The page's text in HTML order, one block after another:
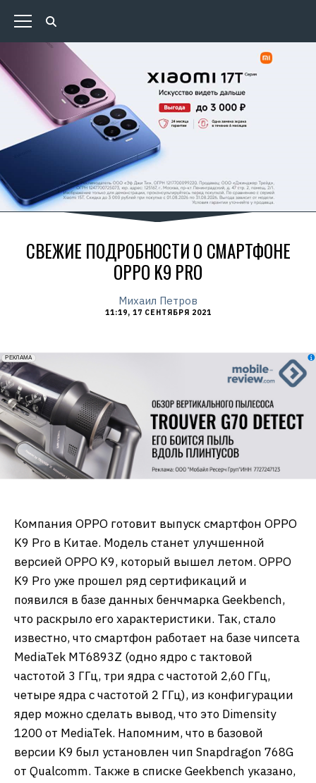
СВЕЖИЕ ПОДРОБНОСТИ О СМАРТФОНЕ
OPPO K9 PRO
Михаил Петров
11:19, 17 СЕНТЯБРЯ 2021
erid: 2VfnxxmNzs5
РЕКЛАМА
Компания OPPO готовит выпуск смартфон OPPO
K9 Pro в Китае. Модель станет улучшенной
версией OPPO K9, который вышел летом. OPPO
K9 Pro уже прошел ряд сертификаций и
появился в базе данных бенчмарка Geekbench,
что раскрыло его характеристики. Так, стало
известно, что смартфон работает на базе чипсета
MediaTek MT6893Z (одно ядро с тактовой
частотой 3 ГГц, три ядра с частотой 2,60 ГГц,
четыре ядра с частотой 2 ГГц), из конфигурации
ядер можно сделать вывод, что это Dimensity
1200 от MediaTek. Напомним, что в базовой
версии K9 был установлен чип Snapdragon 768G
от Qualcomm. Также в списке Geekbench указано,